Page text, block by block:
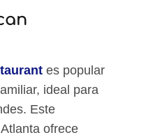
es popular
ideal para
Este
ofrece